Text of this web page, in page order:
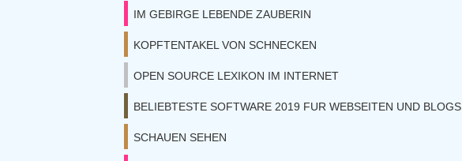
IM GEBIRGE LEBENDE ZAUBERIN
KOPFTENTAKEL VON SCHNECKEN
OPEN SOURCE LEXIKON IM INTERNET
BELIEBTESTE SOFTWARE 2019 FUR WEBSEITEN UND BLOGS
SCHAUEN SEHEN